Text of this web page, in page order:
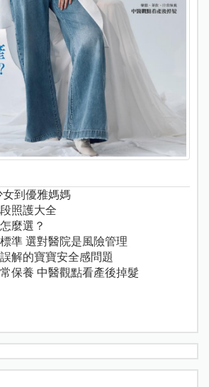
到優雅媽媽
照護大全
麼選？
準 選對醫院是風險管理
解的寶寶安全感問題
保養 中醫觀點看產後掉髮